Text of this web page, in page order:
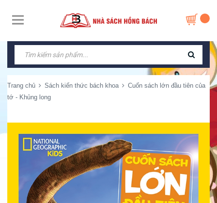
Trang chủ Sách kiến thức bách khoa
Cuốn sách lớn đầu tiên của
tớ - Khủng long